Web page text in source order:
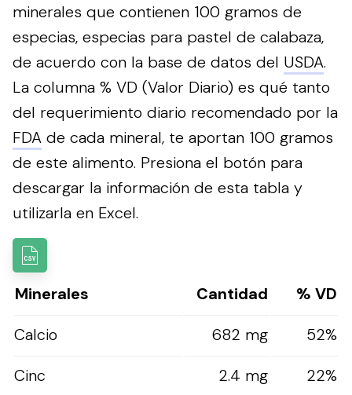
minerales que contienen 100 gramos de
especias, especias para pastel de calabaza,
de acuerdo con la base de datos del USDA.
La columna % VD (Valor Diario) es qué tanto
del requerimiento diario recomendado por la
FDA de cada mineral, te aportan 100 gramos
de este alimento. Presiona el botón para
descargar la información de esta tabla y
utilizarla en Excel.
Minerales Cantidad
% VD
Calcio
682 mg
52%
Cinc
2.4 mg
22%